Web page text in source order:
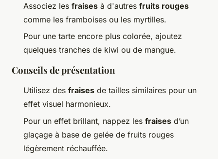
Associez les fraises à d'autres fruits rouges
comme les framboises ou les myrtilles.
Pour une tarte encore plus colorée, ajoutez
quelques tranches de kiwi ou de mangue.
Conseils de présentation
Utilisez des fraises de tailles similaires pour un
effet visuel harmonieux.
Pour un effet brillant, nappez les fraises d’un
glaçage à base de gelée de fruits rouges
légèrement réchauffée.